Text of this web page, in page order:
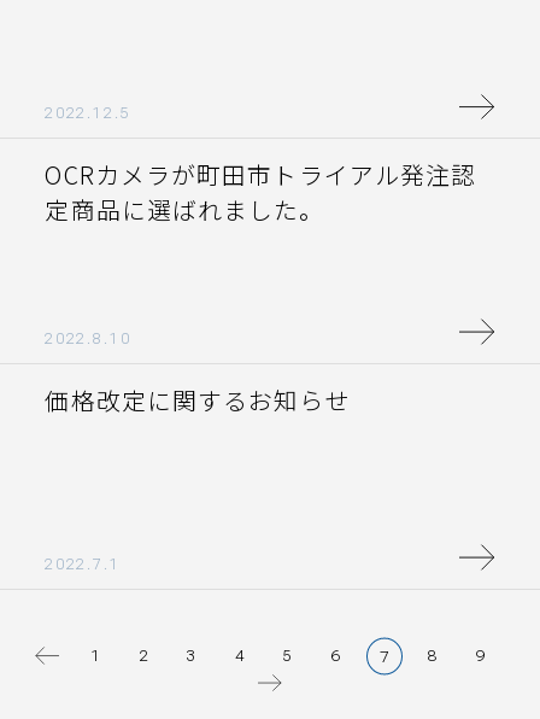
2022.12.5
OCRカメラが町田市トライアル発注認
定商品に選ばれました。
2022.8.10
価格改定に関するお知らせ
2022.7.1
1 2 3 4 5 6 7 8 9